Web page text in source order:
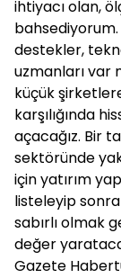
ihtiyacı olan,
destekler,
uzmanları var
küçük
karşılığında
açacağız. Bir
sektöründe
için yatırım
listeleyip
sabırlı olmak
değer
Gazete